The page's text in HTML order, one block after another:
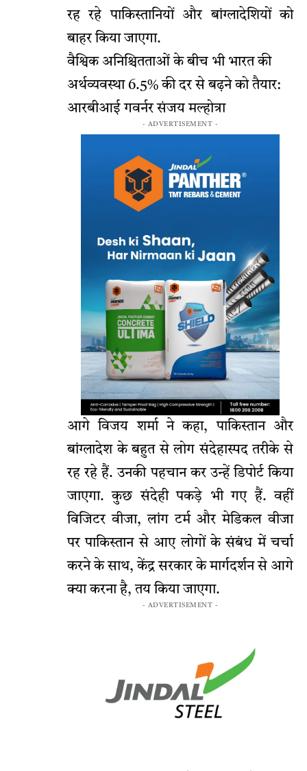
रह रहे पाकिस्तानियों और बांग्लादेशियों को
बाहर किया जाएगा.
वैश्विक अनिश्चितताओं के बीच भी भारत की
अर्थव्यवस्था 6.5% की दर से बढ़ने को तैयार:
आरबीआई गवर्नर संजय मल्होत्रा
- ADVERTISEMENT -
आगे विजय शर्मा ने कहा, पाकिस्तान और
बांग्लादेश के बहुत से लोग संदेहास्पद तरीके से
रह रहे हैं. उनकी पहचान कर उन्हें डिपोर्ट किया
जाएगा. कुछ संदेही पकड़े भी गए हैं. वहीं
विजिटर वीजा, लांग टर्म और मेडिकल वीजा
पर पाकिस्तान से आए लोगों के संबंध में चर्चा
करने के साथ, केंद्र सरकार के मार्गदर्शन से आगे
क्या करना है, तय किया जाएगा.
- ADVERTISEMENT -